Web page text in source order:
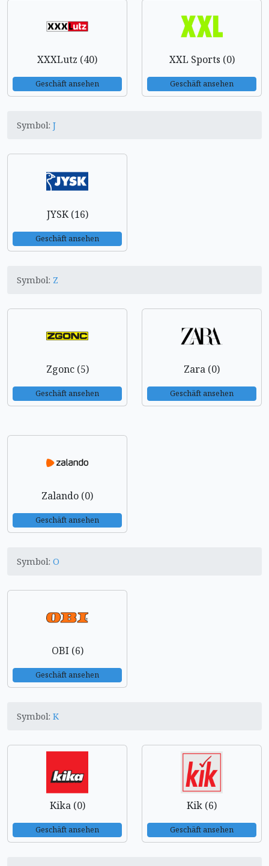
XXXLutz (40)
Geschäft ansehen
XXL Sports (0)
Geschäft ansehen
Symbol: J
JYSK (16)
Geschäft ansehen
Symbol: Z
Zgonc (5)
Geschäft ansehen
Zara (0)
Geschäft ansehen
Zalando (0)
Geschäft ansehen
Symbol: O
OBI (6)
Geschäft ansehen
Symbol: K
Kika (0)
Geschäft ansehen
Kik (6)
Geschäft ansehen